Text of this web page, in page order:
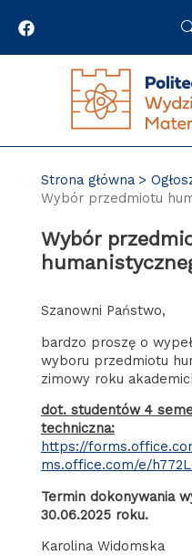
Strona główna
Wybór przedmiotu
Wybór
Szanowni Państwo,
bardzo proszę o
wyboru przedmiotu
zimowy roku
dot. studentów 4
techniczna:
https://
ms.office.com/e/
Termin dokonywania
30.06.2025 roku.
Karolina Widomska